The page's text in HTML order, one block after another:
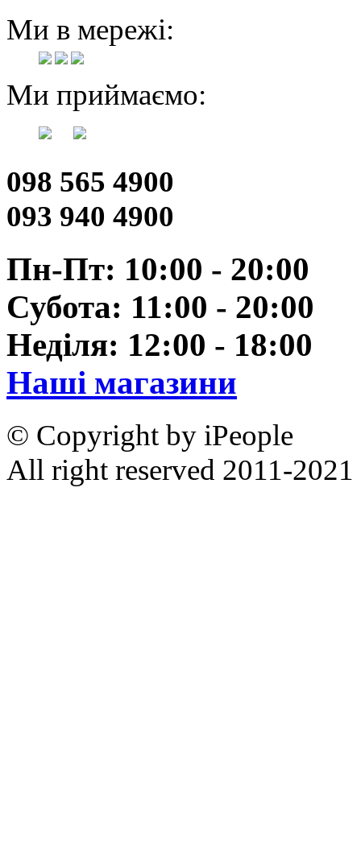
Ми в мережі:
Ми приймаємо:
098 565 4900
093 940 4900
Пн-Пт: 10:00 - 20:00
Субота: 11:00 - 20:00
Неділя: 12:00 - 18:00
Наші магазини
© Copyright by iPeople
All right reserved 2011-2021